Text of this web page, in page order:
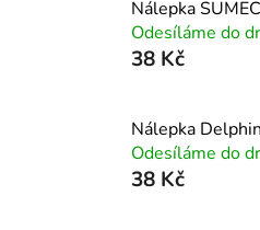
Nálepka
Odesíláme do
38 Kč
Nálepka
Odesíláme do
38 Kč